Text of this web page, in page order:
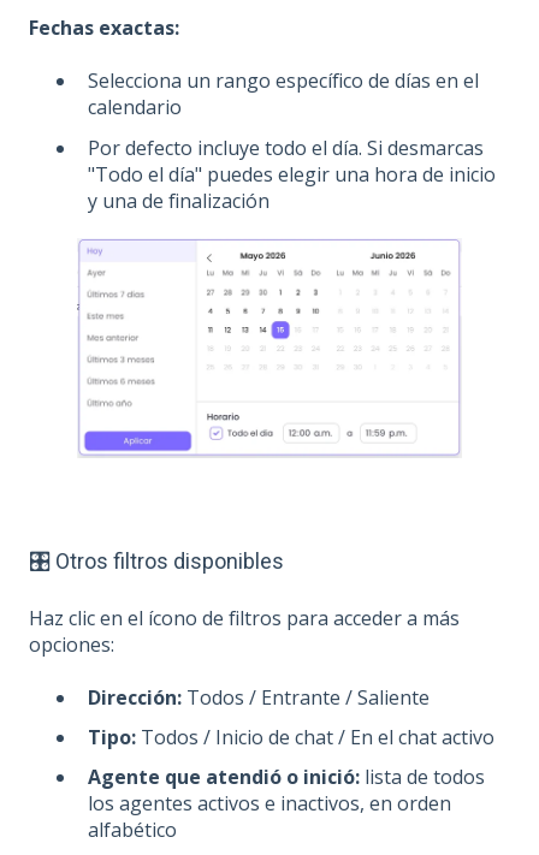
Fechas exactas:
Selecciona un rango específico de días en el
calendario
Por defecto incluye todo el día. Si desmarcas
"Todo el día" puedes elegir una hora de inicio
y una de finalización
🎛️ Otros filtros disponibles
Haz clic en el ícono de filtros para acceder a más
opciones:
Dirección: Todos / Entrante / Saliente
Tipo: Todos / Inicio de chat / En el chat activo
Agente que atendió o inició: lista de todos
los agentes activos e inactivos, en orden
alfabético